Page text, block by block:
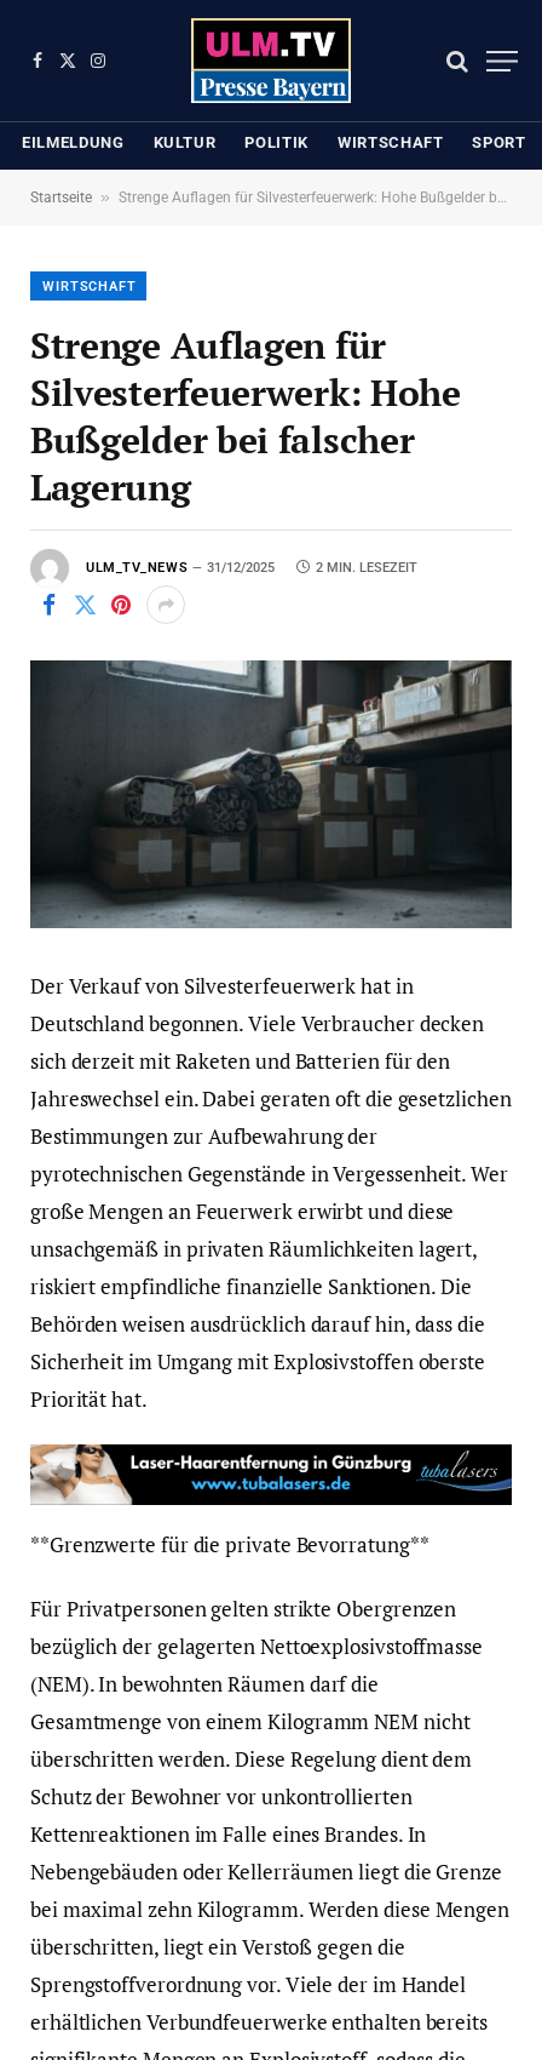
Facebook
X
Instagram
EILMELDUNG KULTUR POLITIK WIRTSCHAFT SPORT
Startseite » Strenge Auflagen für Silvesterfeuerwerk: Hohe Bußgelder bei falscher Lagerung
WIRTSCHAFT
Strenge Auflagen für
Silvesterfeuerwerk: Hohe
Bußgelder bei falscher
Lagerung
ULM_TV_NEWS 31/12/2025 2 MIN. LESEZEIT
Der Verkauf von Silvesterfeuerwerk hat in
Deutschland begonnen. Viele Verbraucher decken
sich derzeit mit Raketen und Batterien für den
Jahreswechsel ein. Dabei geraten oft die gesetzlichen
Bestimmungen zur Aufbewahrung der
pyrotechnischen Gegenstände in Vergessenheit. Wer
große Mengen an Feuerwerk erwirbt und diese
unsachgemäß in privaten Räumlichkeiten lagert,
riskiert empfindliche finanzielle Sanktionen. Die
Behörden weisen ausdrücklich darauf hin, dass die
Sicherheit im Umgang mit Explosivstoffen oberste
Priorität hat.
**Grenzwerte für die private Bevorratung**
Für Privatpersonen gelten strikte Obergrenzen
bezüglich der gelagerten Nettoexplosivstoffmasse
(NEM). In bewohnten Räumen darf die
Gesamtmenge von einem Kilogramm NEM nicht
überschritten werden. Diese Regelung dient dem
Schutz der Bewohner vor unkontrollierten
Kettenreaktionen im Falle eines Brandes. In
Nebengebäuden oder Kellerräumen liegt die Grenze
bei maximal zehn Kilogramm. Werden diese Mengen
überschritten, liegt ein Verstoß gegen die
Sprengstoffverordnung vor. Viele der im Handel
erhältlichen Verbundfeuerwerke enthalten bereits